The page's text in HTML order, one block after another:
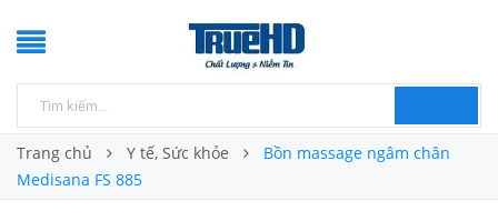
Trang chủ Y tế, Sức khỏe
Bồn massage ngâm chân
Medisana FS 885